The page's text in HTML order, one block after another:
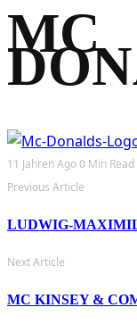
MC
11 Jahren Ago0 Min Read
Previous Article
LUDWIG-
Next Article
MC KINSEY &